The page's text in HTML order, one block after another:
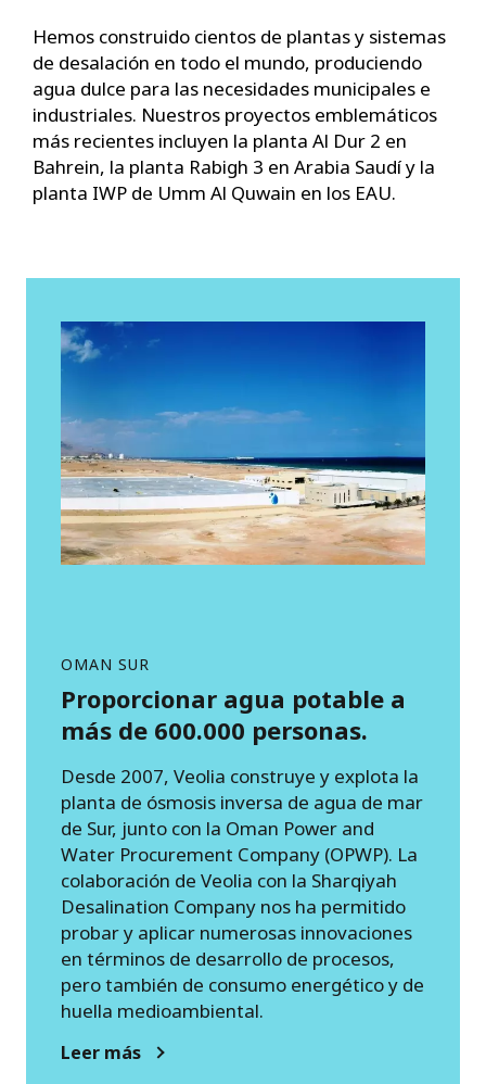
Hemos construido cientos de plantas y sistemas
de desalación en todo el mundo, produciendo
agua dulce para las necesidades municipales e
industriales. Nuestros proyectos emblemáticos
más recientes incluyen la planta Al Dur 2 en
Bahrein, la planta Rabigh 3 en Arabia Saudí y la
planta IWP de Umm Al Quwain en los EAU.
OMAN SUR
Proporcionar agua potable a
más de 600.000 personas.
Desde 2007, Veolia construye y explota la
planta de ósmosis inversa de agua de mar
de Sur, junto con la Oman Power and
Water Procurement Company (OPWP). La
colaboración de Veolia con la Sharqiyah
Desalination Company nos ha permitido
probar y aplicar numerosas innovaciones
en términos de desarrollo de procesos,
pero también de consumo energético y de
huella medioambiental.
Leer más